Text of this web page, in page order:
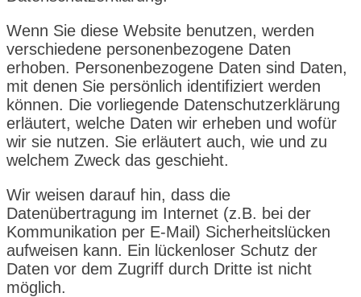
Wenn Sie diese Website benutzen, werden
verschiedene personenbezogene Daten
erhoben. Personenbezogene Daten sind Daten,
mit denen Sie persönlich identifiziert werden
können. Die vorliegende Datenschutzerklärung
erläutert, welche Daten wir erheben und wofür
wir sie nutzen. Sie erläutert auch, wie und zu
welchem Zweck das geschieht.
Wir weisen darauf hin, dass die
Datenübertragung im Internet (z.B. bei der
Kommunikation per E-Mail) Sicherheitslücken
aufweisen kann. Ein lückenloser Schutz der
Daten vor dem Zugriff durch Dritte ist nicht
möglich.